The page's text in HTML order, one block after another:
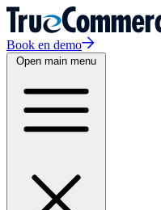
Book en demo
Open main menu